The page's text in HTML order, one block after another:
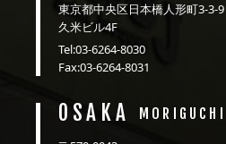
東京都中央区日本橋人形町3-3-9
久米ビル4F
Tel:03-6264-8030
Fax:03-6264-8031
OSAKA MORIGUCHI